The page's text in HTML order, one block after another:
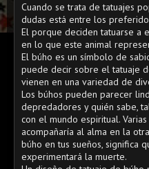
Cuando se trata de tatuajes
dudas está entre los
El porque deciden tatuarse a
en lo que este animal
El búho es un símbolo de
puede decir sobre el tatuaje
vienen en una variedad de
Los búhos pueden parecer
depredadores y quién sabe,
con el mundo espiritual.
acompañaría al alma en la
búho en tus sueños, significa
experimentará la muerte.